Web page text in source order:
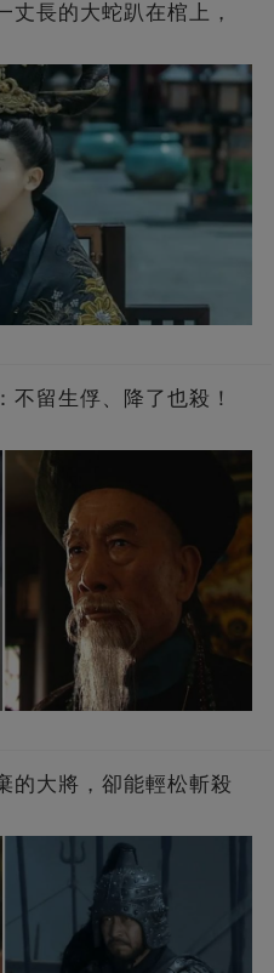
丈長的大蛇趴在棺上，
不留生俘、降了也殺！
的大將，卻能輕松斬殺